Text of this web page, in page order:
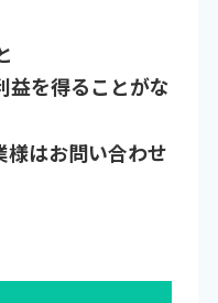
益を得ることがな
はお問い合わせ